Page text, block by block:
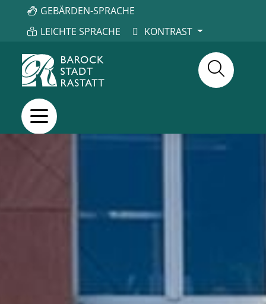
GEBÄRDEN-SPRACHE
LEICHTE SPRACHE
KONTRAST